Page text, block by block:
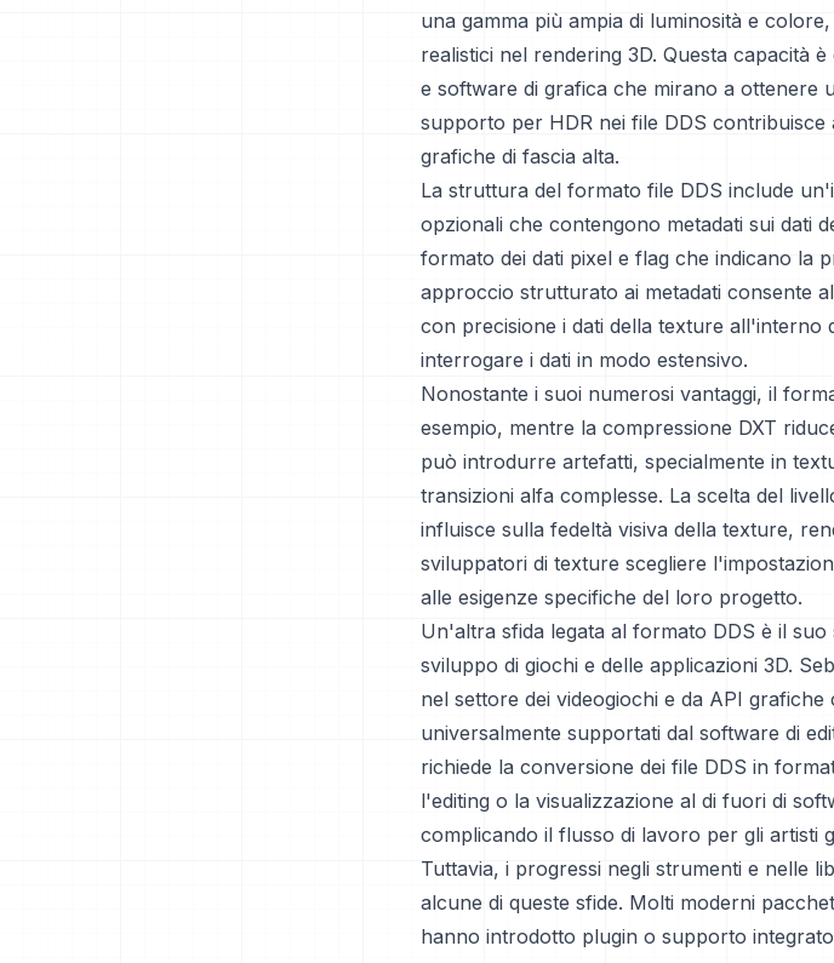
una gamma più ampia di luminosità e
realistici nel rendering 3D. Questa capacità
e software di grafica che mirano a ottenere
supporto per HDR nei file DDS
grafiche di fascia alta.
La struttura del formato file DDS include
opzionali che contengono metadati sui dati
formato dei dati pixel e flag che indicano la
approccio strutturato ai metadati consente
con precisione i dati della texture all'interno
interrogare i dati in modo estensivo.
Nonostante i suoi numerosi vantaggi, il
esempio, mentre la compressione DXT
può introdurre artefatti, specialmente in
transizioni alfa complesse. La scelta del
influisce sulla fedeltà visiva della texture,
sviluppatori di texture scegliere
alle esigenze specifiche del loro progetto.
Un'altra sfida legata al formato DDS è il
sviluppo di giochi e delle applicazioni 3D.
nel settore dei videogiochi e da API
universalmente supportati dal software di
richiede la conversione dei file DDS in
l'editing o la visualizzazione al di fuori di
complicando il flusso di lavoro per gli artisti
Tuttavia, i progressi negli strumenti e nelle
alcune di queste sfide. Molti moderni
hanno introdotto plugin o supporto